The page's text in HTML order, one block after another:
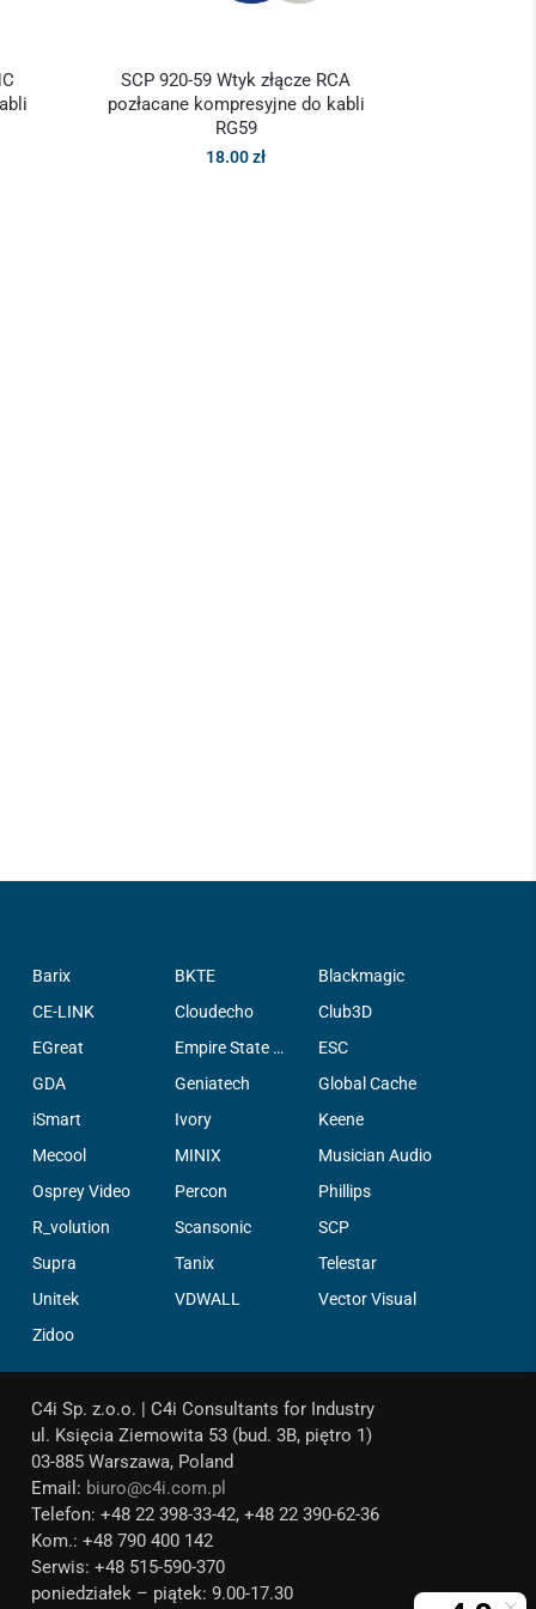
SCP 920-59 Wtyk złącze RCA
pozłacane kompresyjne do kabli
RG59
18.00zł
Barix BKTE
Blackmagic
CE-LINK
Cloudecho
Club3D
EGreat
Empire State Filter Company, INC.
ESC
GDA
Geniatech
Global Cache
iSmart
Ivory
Keene
Mecool
MINIX
Musician Audio
Osprey Video
Percon
Phillips
R_volution
Scansonic
SCP
Supra
Tanix
Telestar
Unitek
VDWALL
Vector Visual
Zidoo
C4i Sp. z.o.o. | C4i Consultants for Industry
ul. Księcia Ziemowita 53 (bud. 3B, piętro 1)
03-885 Warszawa, Poland
Email: biuro@c4i.com.pl
Telefon: +48 22 398-33-42, +48 22 390-62-36
Kom.: +48 790 400 142
Serwis: +48 515-590-370
poniedziałek – piątek: 9.00-17.30